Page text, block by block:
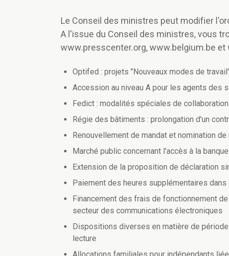
Le Conseil des ministres peut modifier
A l'issue du Conseil des ministres, vous
www.presscenter.org, www.belgium.be et
Optifed : projets "Nouveaux modes de travail"
Accession au niveau A pour les agents des
Fedict : modalités spéciales de
Régie des bâtiments : prolongation d'un
Renouvellement de mandat et nomination
Marché public concernant l'accès à la
Extension de la proposition de déclaration
Paiement des heures supplémentaires
Financement des frais de fonctionnement
secteur des communications électroniques
Dispositions diverses en matière de
lecture